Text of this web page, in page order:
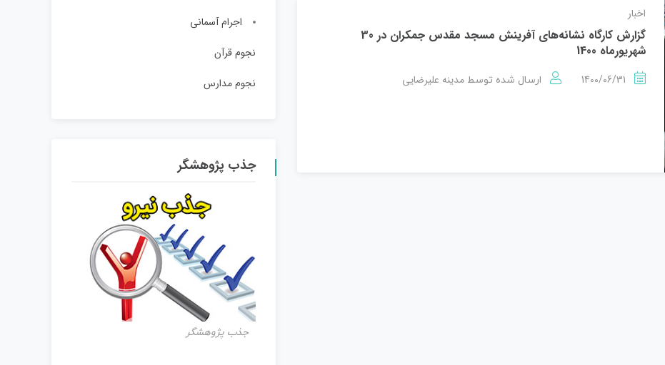
اخبار
گزارش کارگاه نشانه‌های آفرینش مسجد مقدس جمکران در 30
شهریورماه 1400
1400/06/31 ارسال شده توسط مدینه علیرضایی
اجرام آسمانی
نجوم قرآن
نجوم مدارس
جذب پژوهشگر
جذب پژوهشگر